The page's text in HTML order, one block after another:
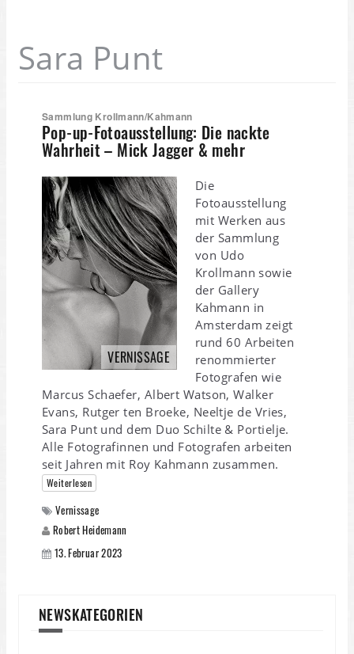
Sara Punt
Sammlung Krollmann/Kahmann
Pop-up-Fotoausstellung: Die nackte
Wahrheit – Mick Jagger & mehr
VERNISSAGE
Die
Fotoausstellung
mit Werken aus
der Sammlung
von Udo
Krollmann sowie
der Gallery
Kahmann in
Amsterdam zeigt
rund 60 Arbeiten
renommierter
Fotografen wie
Marcus Schaefer, Albert Watson, Walker
Evans, Rutger ten Broeke, Neeltje de Vries,
Sara Punt und dem Duo Schilte & Portielje.
Alle Fotografinnen und Fotografen arbeiten
seit Jahren mit Roy Kahmann zusammen.
Weiterlesen
Vernissage
Robert Heidemann
13. Februar 2023
NEWSKATEGORIEN